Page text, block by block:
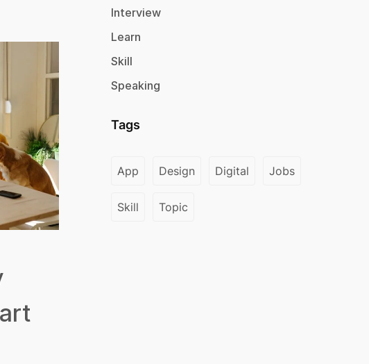
Interview
Learn
Skill
Speaking
Tags
App Design Digital Jobs
Skill Topic